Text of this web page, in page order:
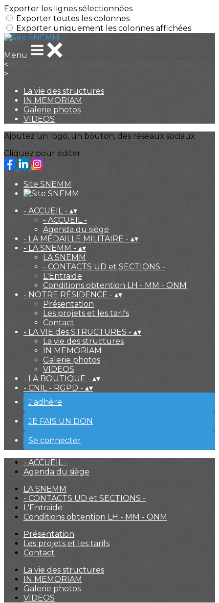
Exporter les lignes sélectionnées
Exporter toutes les colonnes
Exporter uniquement les colonnes affichées
Menu
<
>
La vie des structures
IN MEMORIAM
Galerie photos
VIDEOS
Ajoutez un logo, un bouton, des réseaux sociaux
Cliquez pour éditer
Site SNEMM
- ACCUEIL - ▴▾
- ACCUEIL -
Agenda du siège
- LA MÉDAILLE MILITAIRE - ▴▾
- LA SNEMM - ▴▾
LA SNEMM
- CONTACTS UD et SECTIONS -
L'Entraide
Conditions obtention LH - MM - ONM
- NOTRE RÉSIDENCE - ▴▾
Présentation
Les projets et les tarifs
Contact
- LA VIE des STRUCTURES - ▴▾
La vie des structures
IN MEMORIAM
Galerie photos
VIDEOS
- LA BOUTIQUE - ▴▾
- CNIL - RGPD - ▴▾
J'adhère
JE FAIS UN DON
Se connecter
- ACCUEIL -
Agenda du siège
LA SNEMM
- CONTACTS UD et SECTIONS -
L'Entraide
Conditions obtention LH - MM - ONM
Présentation
Les projets et les tarifs
Contact
La vie des structures
IN MEMORIAM
Galerie photos
VIDEOS